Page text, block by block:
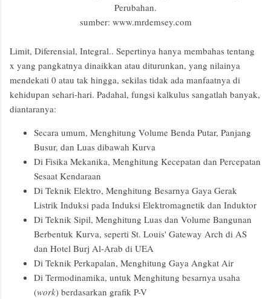
Perubahan.
sumber: www.mrdemsey.com
Limit, Diferensial, Integral.. Sepertinya hanya membahas tentang
x yang pangkatnya dinaikkan atau diturunkan, yang nilainya
mendekati 0 atau tak hingga, sekilas tidak ada manfaatnya di
kehidupan sehari-hari. Padahal, fungsi kalkulus sangatlah banyak,
diantaranya:
Secara umum, Menghitung Volume Benda Putar, Panjang
Busur, dan Luas dibawah Kurva
Di Fisika Mekanika, Menghitung Kecepatan dan Percepatan
Sesaat Kendaraan
Di Teknik Elektro, Menghitung Besarnya Gaya Gerak
Listrik Induksi pada Induksi Elektromagnetik dan Induktor
Di Teknik Sipil, Menghitung Luas dan Volume Bangunan
Berbentuk Kurva, seperti St. Louis' Gateway Arch di AS
dan Hotel Burj Al-Arab di UEA
Di Teknik Perkapalan, Menghitung Gaya Angkat Air
Di Termodinamika, untuk Menghitung besarnya usaha
(work) berdasarkan grafik P-V